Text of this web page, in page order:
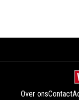
Over onsContact